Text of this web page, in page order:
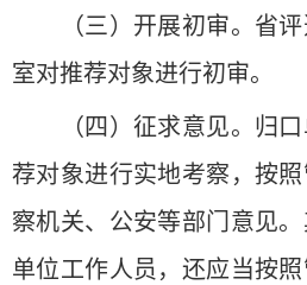
（三）开展初审。省评
室对推荐对象进行初审。
（四）征求意见。归口
荐对象进行实地考察，按
察机关、公安等部门意见
单位工作人员，还应当按